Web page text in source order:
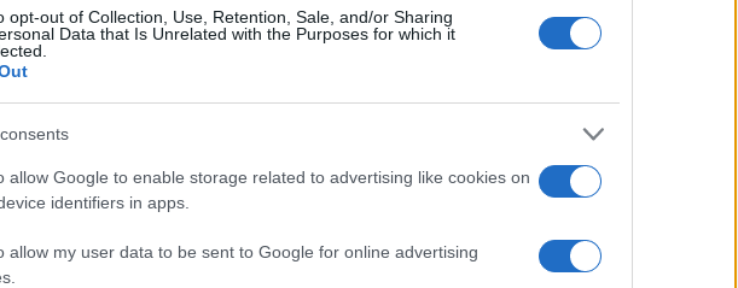
opt-out of Collection, Use, Retention, Sale, and/or Sharing
Data that Is Unrelated with the Purposes for which it
allow Google to enable storage related to advertising like cookies on
identifiers in apps.
allow my user data to be sent to Google for online advertising
i requisiti possono essere piuttosto
avere bisogno di 42 anni e 10 mesi di
con un anno di contributi in meno. E chi
per entrare nel club delle pensioni
cruciale! Anche se hai versato tutti i
un certo traguardo anagrafico per